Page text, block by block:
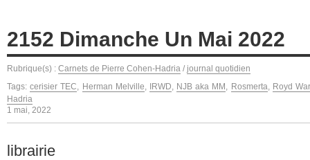
2152 Dimanche Un Mai 2022
Rubrique(s) : Carnets de Pierre Cohen-Hadria / journal quotidien
Tags:cerisier TEC, Herman Melville, IRWD, NJB aka MM , Rosmerta, Royd
Hadria
1 mai, 2022
librairie